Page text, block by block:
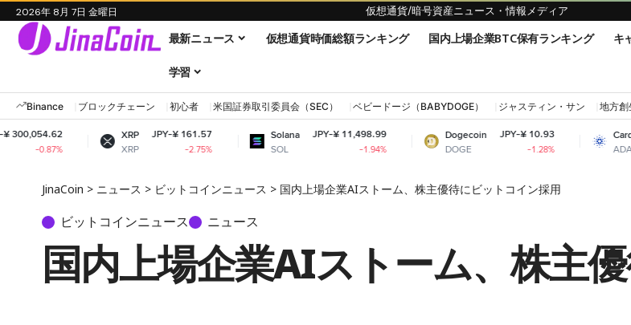
2026年 8月 7日 金曜日 仮想通貨/暗号資産ニュース・情報メディア
最新ニュース 仮想通貨時価総額ランキング 国内上場企業BTC保有ランキング キ
学習
Binance ブロックチェーン 初心者 米国証券取引委員会（SEC） ベビードージ（BABYDOGE） ジャスティン・サン 地方創
XRP
XRP
JPY-¥ 161.57
-2.75%
Solana
SOL
JPY-¥ 11,498.99
Dogecoin
DOGE
JPY-¥ 10.93
-1.28%
Cardano
ADA
JPY-¥
JinaCoin > ニュース > ビットコインニュース > 国内上場企業AIストーム、株主優待にビットコイン採用
ビットコインニュース ニュース
国内上場企業AIストーム、株主